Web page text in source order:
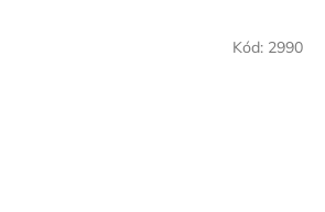
Kód: 2990